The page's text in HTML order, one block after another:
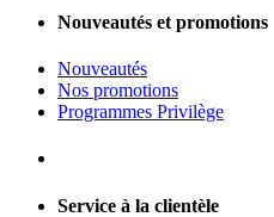
Nouveautés et promotions
Nouveautés
Nos promotions
Programmes Privilège
Service à la clientèle